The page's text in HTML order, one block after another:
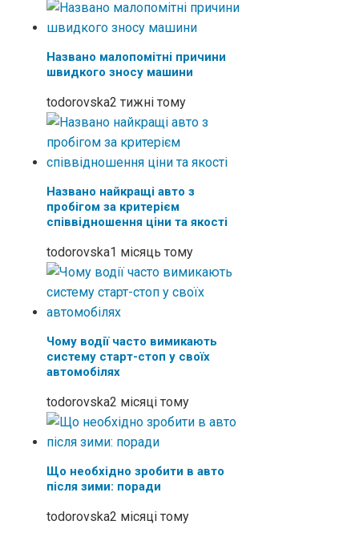
Названо малопомітні причини
швидкого зносу машини
todorovska2 тижні тому
Названо найкращі авто з
пробігом за критерієм
співвідношення ціни та якості
todorovska1 місяць тому
Чому водії часто вимикають
систему старт-стоп у своїх
автомобілях
todorovska2 місяці тому
Що необхідно зробити в авто
після зими: поради
todorovska2 місяці тому